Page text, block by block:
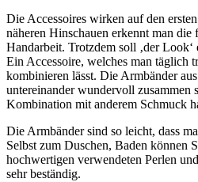
Die Accessoires wirken auf den
näheren Hinschauen erkennt man
Handarbeit. Trotzdem soll ‚der Look‘
Ein Accessoire, welches man täglich
kombinieren lässt. Die Armbänder
untereinander wundervoll zusammen
Kombination mit anderem Schmuck
Die Armbänder sind so leicht, dass
Selbst zum Duschen, Baden können
hochwertigen verwendeten Perlen
sehr beständig.